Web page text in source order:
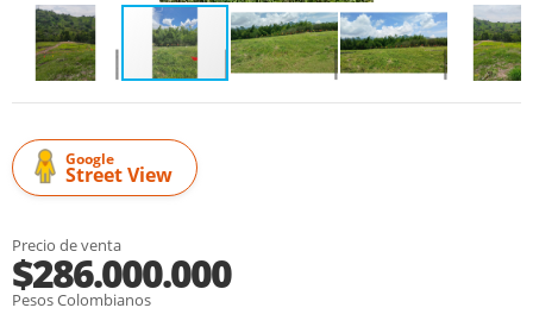
Google
Street View
Precio de venta
$286.000.000
Pesos Colombianos